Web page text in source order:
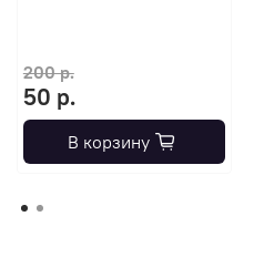
200 р.
50 р.
В корзину